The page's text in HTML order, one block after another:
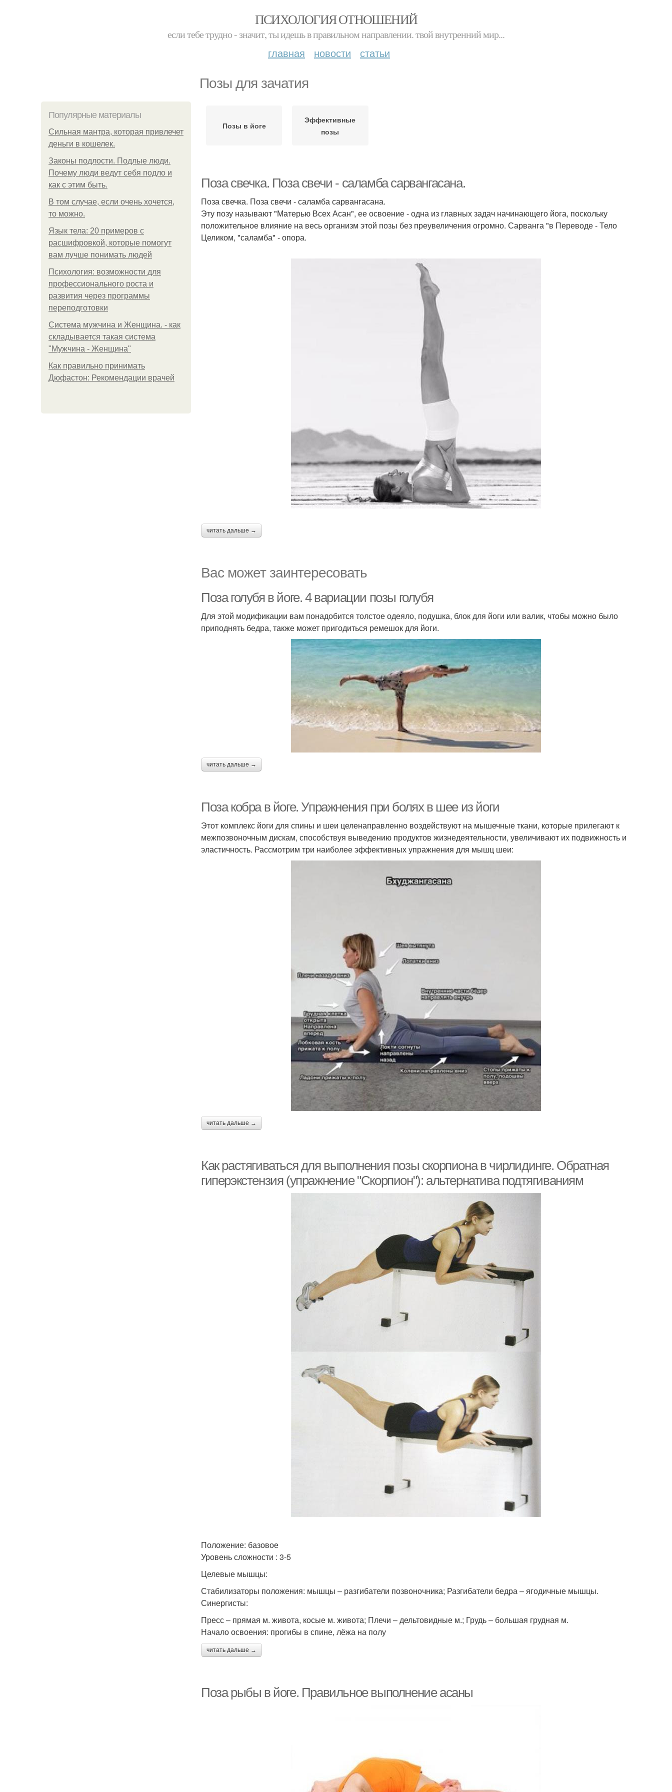
ПСИХОЛОГИЯ ОТНОШЕНИЙ
если тебе трудно - значит, ты идешь в правильном направлении. твой внутренний мир...
главная новости статьи
Позы для зачатия
Популярные материалы
Сильная мантра, которая привлечет
деньги в кошелек.
Законы подлости. Подлые люди.
Почему люди ведут себя подло и
как с этим быть.
В том случае, если очень хочется,
то можно.
Язык тела: 20 примеров с
расшифровкой, которые помогут
вам лучше понимать людей
Психология: возможности для
профессионального роста и
развития через программы
переподготовки
Система мужчина и Женщина. - как
складывается такая система
"Мужчина - Женщина"
Как правильно принимать
Дюфастон: Рекомендации врачей
Позы в йоге
Эффективные
позы
Поза свечка. Поза свечи - саламба сарвангасана.
Поза свечка. Поза свечи - саламба сарвангасана.
Эту позу называют "Матерью Всех Асан", ее освоение - одна из главных задач начинающего йога, поскольку
положительное влияние на весь организм этой позы без преувеличения огромно. Сарванга "в Переводе - Тело
Целиком, "саламба" - опора.
читать дальше →
Вас может заинтересовать
Поза голубя в йоге. 4 вариации позы голубя
Для этой модификации вам понадобится толстое одеяло, подушка, блок для йоги или валик, чтобы можно было
приподнять бедра, также может пригодиться ремешок для йоги.
читать дальше →
Поза кобра в йоге. Упражнения при болях в шее из йоги
Этот комплекс йоги для спины и шеи целенаправленно воздействуют на мышечные ткани, которые прилегают к
межпозвоночным дискам, способствуя выведению продуктов жизнедеятельности, увеличивают их подвижность и
эластичность. Рассмотрим три наиболее эффективных упражнения для мышц шеи:
читать дальше →
Как растягиваться для выполнения позы скорпиона в чирлидинге. Обратная
гиперэкстензия (упражнение "Скорпион"): альтернатива подтягиваниям
Положение: базовое
Уровень сложности : 3-5
Целевые мышцы:
Стабилизаторы положения: мышцы – разгибатели позвоночника; Разгибатели бедра – ягодичные мышцы.
Синергисты:
Пресс – прямая м. живота, косые м. живота; Плечи – дельтовидные м.; Грудь – большая грудная м.
Начало освоения: прогибы в спине, лёжа на полу
читать дальше →
Поза рыбы в йоге. Правильное выполнение асаны